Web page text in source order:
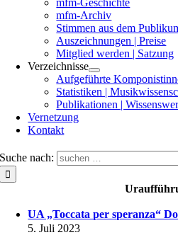
mfm-Geschichte
mfm-Archiv
Stimmen aus dem
Auszeichnungen | Preise
Mitglied werden | Satzung
Verzeichnisse
Aufgeführte
Statistiken |
Publikationen |
Vernetzung
Kontakt
Suche nach:
UA „Toccata per speranza“
5. Juli 2023